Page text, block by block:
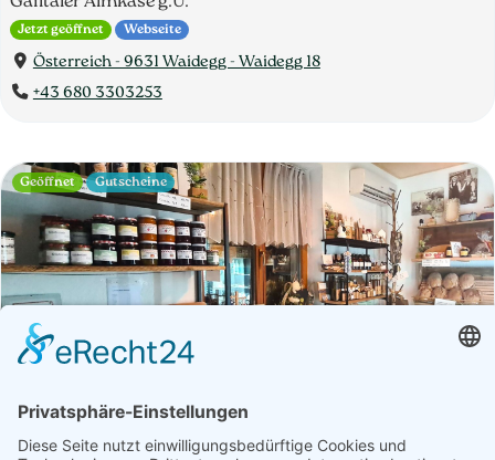
Jetzt geöffnet Webseite
Österreich - 9631 Waidegg - Waidegg 18
+43 680 3303253
Betrieb Öffnungszeiten
Geöffnet Gutscheine